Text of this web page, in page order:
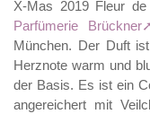
X-Mas 2019 Fleur
Parfümerie Brückner
München. Der Duft
Herznote warm und
der Basis. Es ist ein
angereichert mit